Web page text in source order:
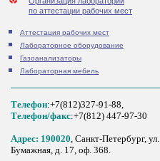
по аттестации рабочих мест
Аттестация рабочих мест
Лабораторное оборудование
Газоанализаторы
Лабораторная мебель
Телефон:+7(812)327-91-88,
Tелефон/факс:+7(812) 447-97-30
Адрес: 190020, Санкт-Петербург, ул.
Бумажная, д. 17, оф. 368.